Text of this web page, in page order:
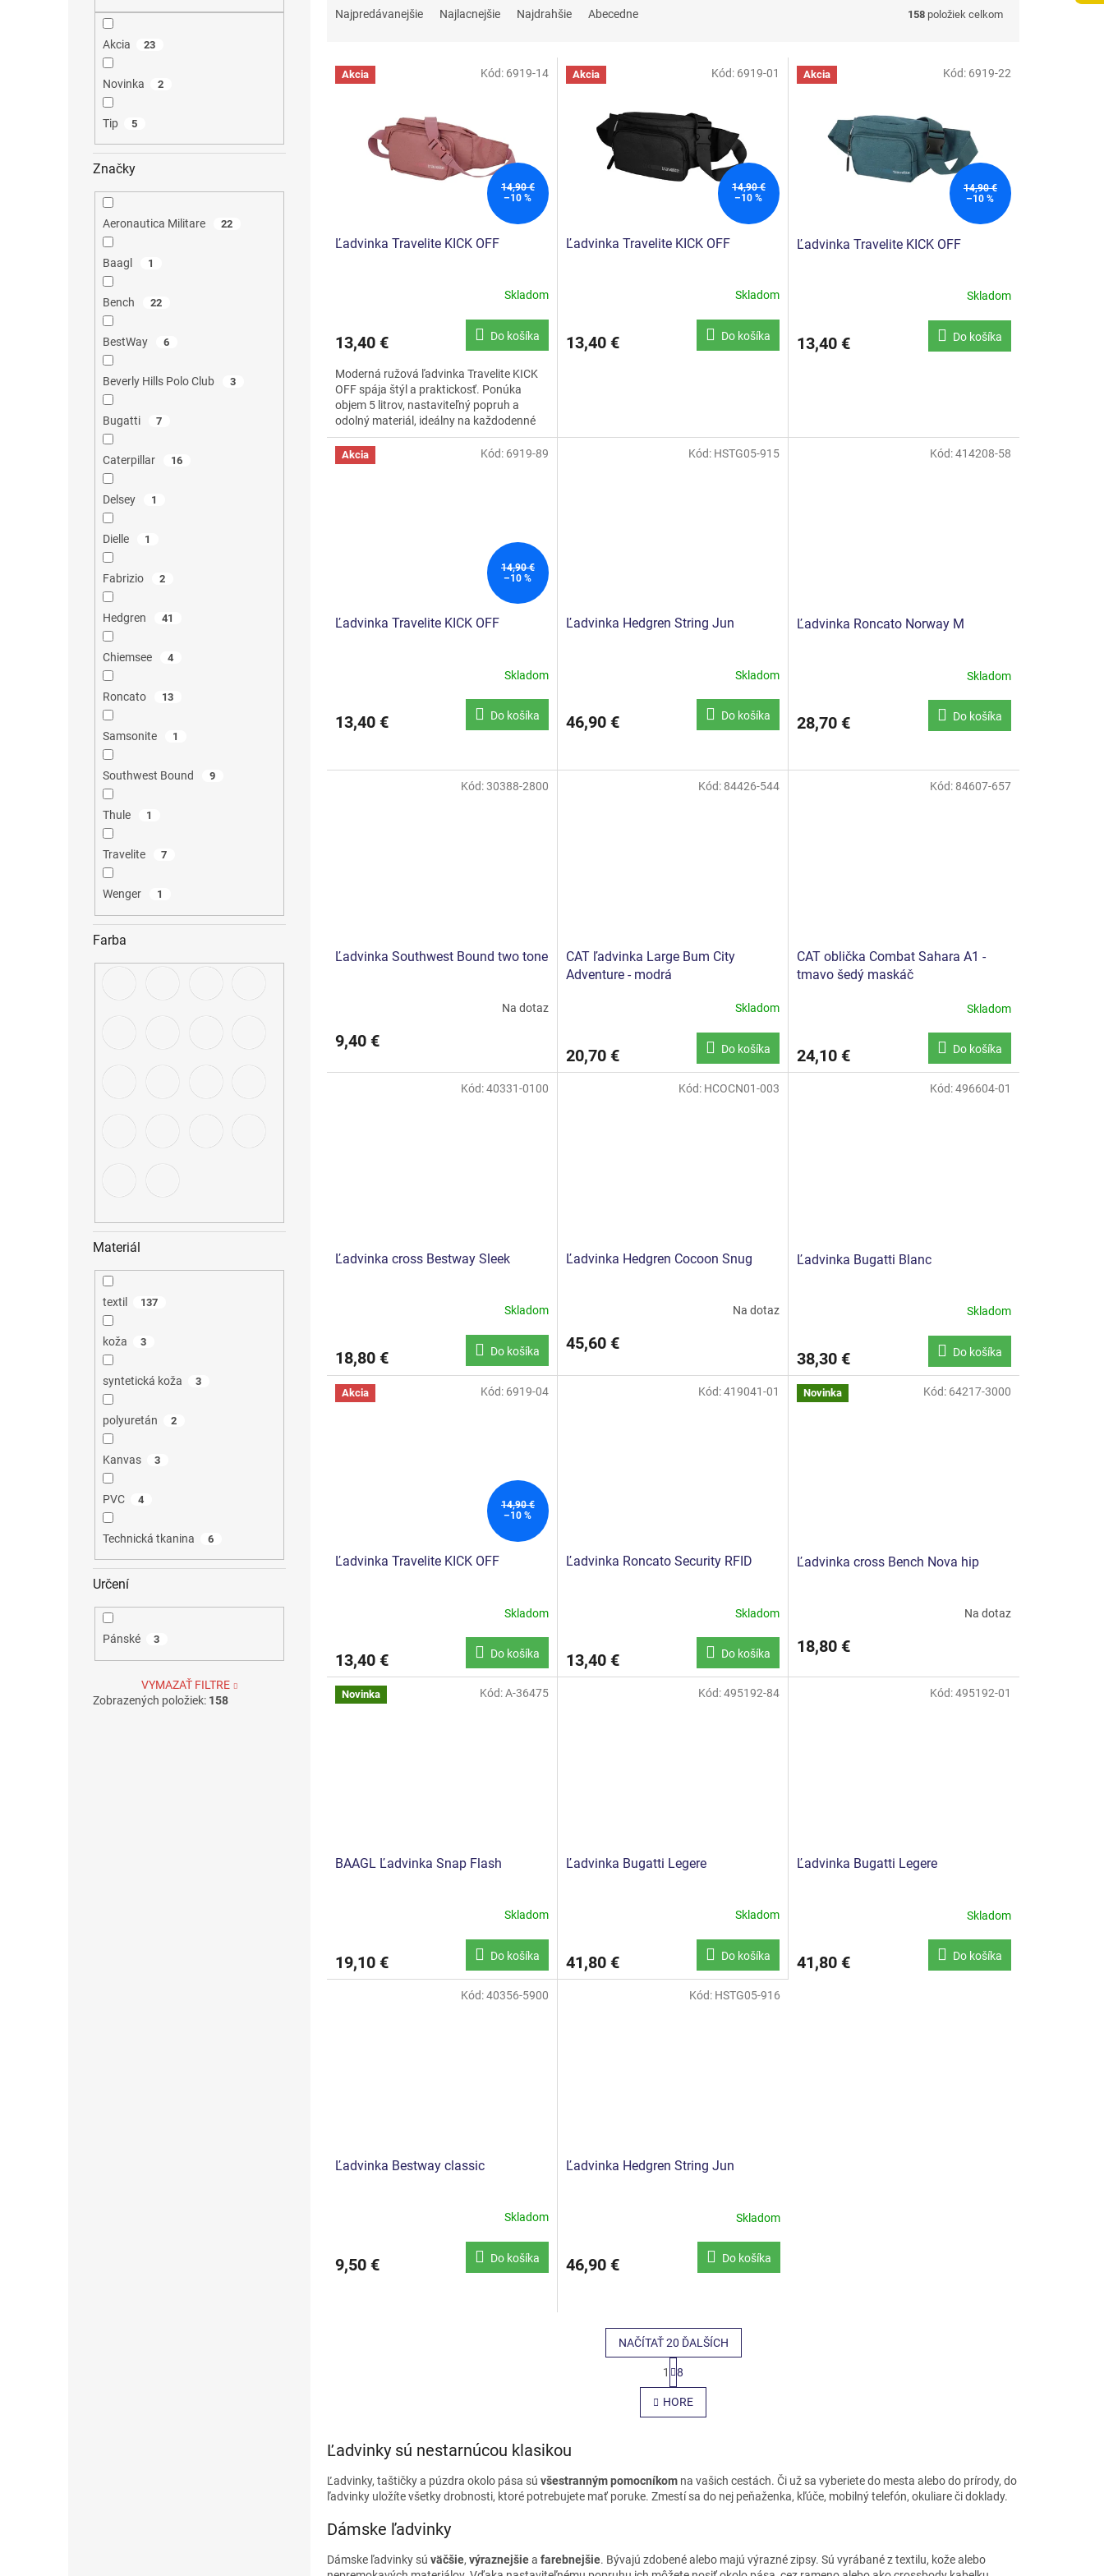
Akcia 23
Novinka 2
Tip 5
Značky
Aeronautica Militare 22
Baagl 1
Bench 22
BestWay 6
Beverly Hills Polo Club 3
Bugatti 7
Caterpillar 16
Delsey 1
Dielle 1
Fabrizio 2
Hedgren 41
Chiemsee 4
Roncato 13
Samsonite 1
Southwest Bound 9
Thule 1
Travelite 7
Wenger 1
Farba
Materiál
textil 137
koža 3
syntetická koža 3
polyuretán 2
Kanvas 3
PVC 4
Technická tkanina 6
Určení
Pánské 3
VYMAZAŤ FILTRE
Zobrazených položiek: 158
Najpredávanejšie Najlacnejšie Najdrahšie Abecedne 158 položiek celkom
V Akcia
14,90 €
–10 %
Ľadvinka Travelite KICK OFF
Skladom
13,40 € Do košíka
Moderná ružová ľadvinka Travelite KICK
OFF spája štýl a praktickosť. Ponúka
objem 5 litrov, nastaviteľný popruh a
odolný materiál, ideálny na každodenné
aktivity.
Kód: 6919-14 Akcia
14,90 €
–10 %
Ľadvinka Travelite KICK OFF
Skladom
13,40 € Do košíka
Kód: 6919-01 Akcia
14,90 €
–10 %
Ľadvinka Travelite KICK OFF
Skladom
13,40 € Do košíka
Kód: 6919-22
Akcia
14,90 €
–10 %
Ľadvinka Travelite KICK OFF
Skladom
13,40 € Do košíka
Kód: 6919-89
Ľadvinka Hedgren String Jun
Skladom
46,90 € Do košíka
Kód: HSTG05-915
Ľadvinka Roncato Norway M
Skladom
28,70 € Do košíka
Kód:414208-58
Ľadvinka Southwest Bound two tone
Na dotaz
9,40 €
Kód:30388-2800
CAT ľadvinka Large Bum City
Adventure - modrá
Skladom
20,70 € Do košíka
Kód: 84426-544
CAT oblička Combat Sahara A1 -
tmavo šedý maskáč
Skladom
24,10 € Do košíka
Kód: 84607-657
Ľadvinka cross Bestway Sleek
Skladom
18,80 € Do košíka
Kód:40331-0100
Ľadvinka Hedgren Cocoon Snug
Na dotaz
45,60 €
Kód: HCOCN01-003
Ľadvinka Bugatti Blanc
Skladom
38,30 € Do košíka
Kód:496604-01
Akcia
14,90 €
–10 %
Ľadvinka Travelite KICK OFF
je
5,0
Skladom
13,40 € Do košíka
Kód: 6919-04
Ľadvinka Roncato Security RFID
Skladom
13,40 € Do košíka
Kód:419041-01 Novinka
Ľadvinka cross Bench Nova hip
Na dotaz
18,80 €
Kód: 64217-3000
Novinka
BAAGL Ľadvinka Snap Flash
Skladom
19,10 € Do košíka
Kód:A-36475
Ľadvinka Bugatti Legere
Skladom
41,80 € Do košíka
Kód:495192-84
Ľadvinka Bugatti Legere
Skladom
41,80 € Do košíka
Kód:495192-01
Ľadvinka Bestway classic
Skladom
9,50 € Do košíka
Kód:40356-5900
Ľadvinka Hedgren String Jun
Skladom
46,90 € Do košíka
Kód: HSTG05-916
O
v
l
i
e
k
NAČÍTAŤ 20 ĎALŠÍCH
t
r
á
n
a
n
i
1 8
HORE
Ľadvinky sú nestarnúcou klasikou
Ľadvinky, taštičky a púzdra okolo pása sú všestranným pomocníkom na vašich cestách. Či už sa vyberiete do mesta alebo do prírody, do
ľadvinky uložíte všetky drobnosti, ktoré potrebujete mať poruke. Zmestí sa do nej peňaženka, kľúče, mobilný telefón, okuliare či doklady.
Dámske ľadvinky
Dámske ľadvinky sú väčšie, výraznejšiea farebnejšie. Bývajú zdobené alebo majú výrazné zipsy. Sú vyrábané z textilu, kože alebo